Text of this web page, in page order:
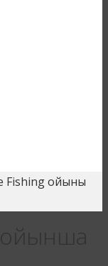
Fishing ойыны